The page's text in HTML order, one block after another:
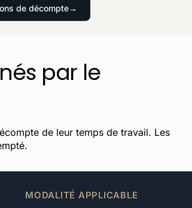
de décompte
par le
de leur temps de travail. Les
MODALITÉ APPLICABLE